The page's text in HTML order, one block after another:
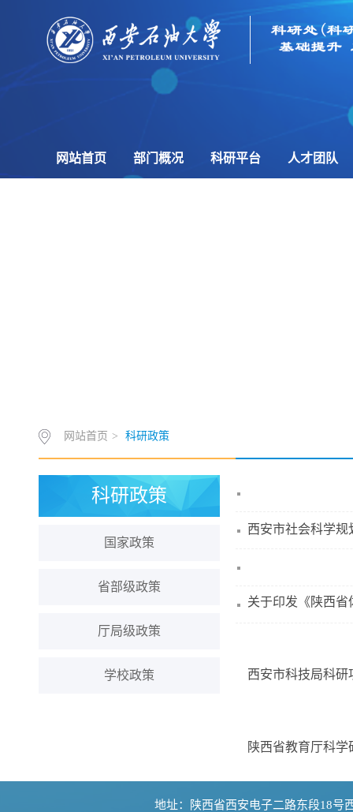
网站首页 部门概况 科研平台 人才团队
网站首页 > 科研政策
科研政策
国家政策
省部级政策
厅局级政策
学校政策
西安市社会科学规
关于印发《陕西
西安市科技局科
陕西省教育厅科
地址：陕西省西安电子二路东段18